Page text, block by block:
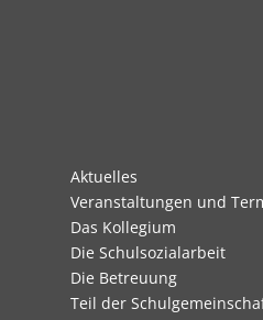
Navigation
überspringen
Aktuelles
Veranstaltungen und
Das Kollegium
Die Schulsozialarbeit
Die Betreuung
Teil der